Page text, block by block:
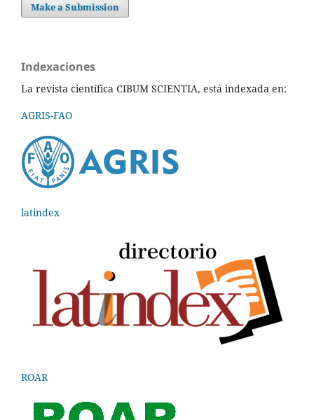
Make a Submission
Indexaciones
La revista científica CIBUM SCIENTIA, está indexada en:
AGRIS-FAO
latindex
ROAR